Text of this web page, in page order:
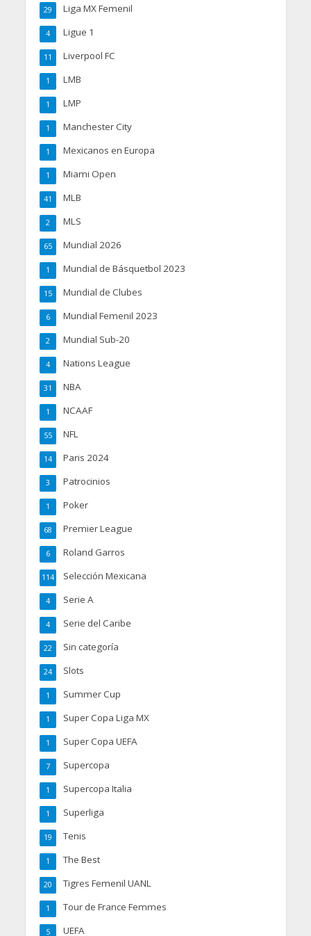
Liga MX Femenil
29
Ligue 1
4
Liverpool FC
11
LMB
1
LMP
1
Manchester City
1
Mexicanos en Europa
1
Miami Open
1
MLB
41
MLS
2
Mundial 2026
65
Mundial de Básquetbol 2023
1
Mundial de Clubes
15
Mundial Femenil 2023
6
Mundial Sub-20
2
Nations League
4
NBA
31
NCAAF
1
NFL
55
Paris 2024
14
Patrocinios
3
Poker
1
Premier League
68
Roland Garros
6
Selección Mexicana
114
Serie A
4
Serie del Caribe
4
Sin categoría
22
Slots
24
Summer Cup
1
Super Copa Liga MX
1
Super Copa UEFA
1
Supercopa
7
Supercopa Italia
1
Superliga
1
Tenis
19
The Best
1
Tigres Femenil UANL
20
Tour de France Femmes
1
UEFA
5